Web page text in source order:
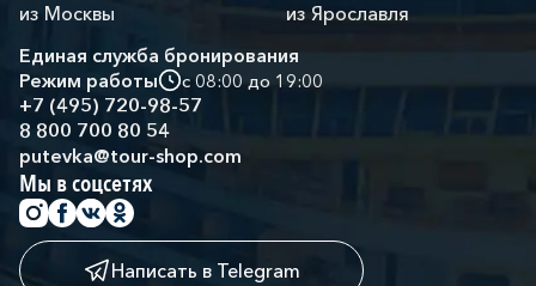
из Москвы
из Ярославля
Единая служба бронирования
Режим работы
с 08:00 до 19:00
+7 (495) 720-98-57
8 800 700 80 54
putevka@tour-shop.com
Мы в соцсетях
Написать в Telegram